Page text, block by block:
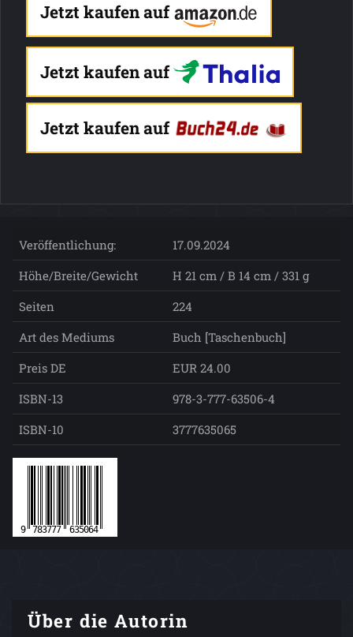
Jetzt kaufen auf
Jetzt kaufen auf
Jetzt kaufen auf
Veröffentlichung:
17.09.2024
Höhe/Breite/Gewicht
H 21 cm / B 14 cm / 331 g
Seiten
224
Art des Mediums
Buch [Taschenbuch]
Preis DE
EUR 24.00
ISBN-13
978-3-777-63506-4
ISBN-10
3777635065
Über die Autorin